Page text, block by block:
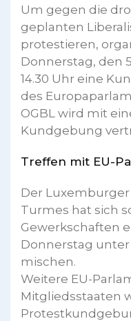
Um gegen die
geplanten
protestieren,
Donnerstag, den
14.30 Uhr eine
des
OGBL wird mit
Kundgebung
Treffen mit EU-
Der
Turmes hat sich
Gewerkschaften
Donnerstag
mischen.
Weitere EU-
Mitgliedsstaaten